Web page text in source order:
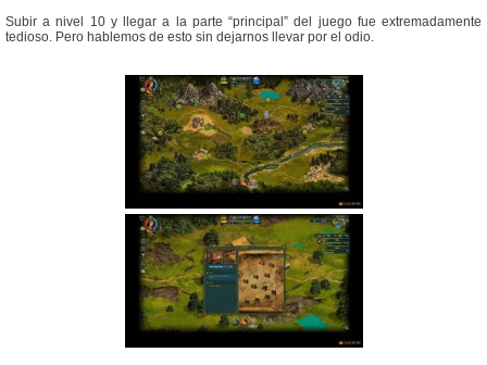
Subir a nivel 10 y llegar a la parte “principal” del juego fue extremadamente
tedioso. Pero hablemos de esto sin dejarnos llevar por el odio.